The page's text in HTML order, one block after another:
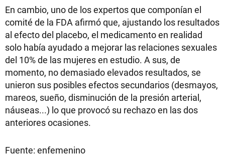
En cambio, uno de los expertos que componían el
comité de la FDA afirmó que, ajustando los resultados
al efecto del placebo, el medicamento en realidad
solo había ayudado a mejorar las relaciones sexuales
del 10% de las mujeres en estudio. A sus, de
momento, no demasiado elevados resultados, se
unieron sus posibles efectos secundarios (desmayos,
mareos, sueño, disminución de la presión arterial,
náuseas...) lo que provocó su rechazo en las dos
anteriores ocasiones.
Fuente: enfemenino